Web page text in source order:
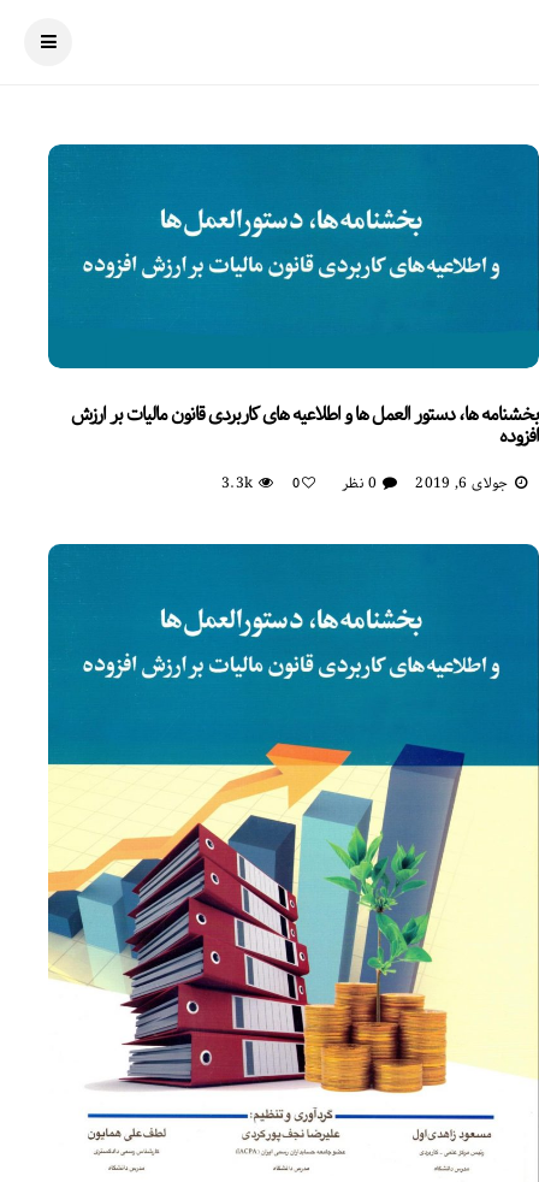
بخشنامه ها، دستور العمل ها و اطلاعیه های کاربردی قانون مالیات بر ارزش
افزوده
جولای 6, 2019 0 نظر 0
3.3k